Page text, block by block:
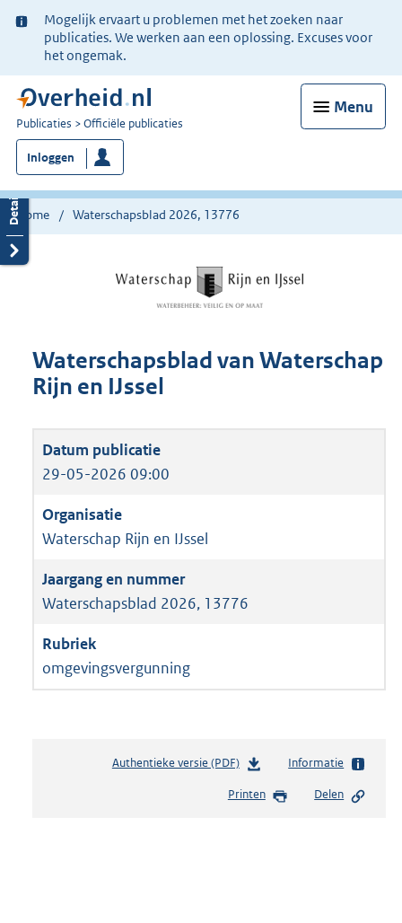
Ter
informatie:
Mogelijk ervaart u problemen met het zoeken naar
publicaties. We werken aan een oplossing. Excuses voor
het ongemak.
Menu
U
bent
nu
hier:
Publicaties Officiële publicaties
Inloggen
Home Waterschapsblad 2026, 13776
Waterschapsblad van Waterschap
Rijn en IJssel
29-05-2026 09:00
Waterschap Rijn en IJssel
Waterschapsblad 2026, 13776
omgevingsvergunning
Authentieke versie (PDF)b
s
Informatie
Printen Delen